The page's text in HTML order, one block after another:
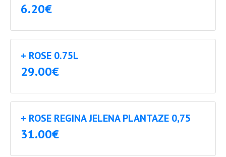
6.20€
+ ROSE 0.75L
29.00€
+ ROSE REGINA JELENA PLANTAZE 0,75
31.00€